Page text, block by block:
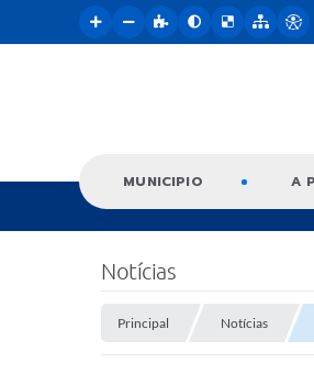
MUNICIPIO A
Notícias
Principal Notícias